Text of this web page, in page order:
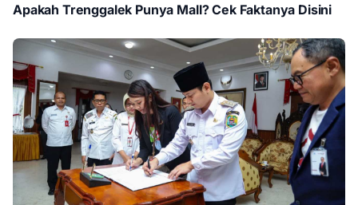
Apakah Trenggalek Punya Mall? Cek Faktanya Disini